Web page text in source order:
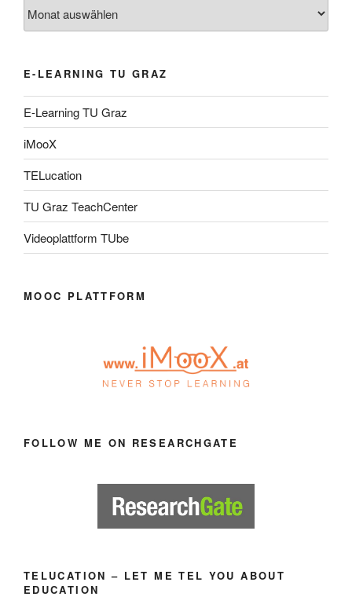
E-LEARNING TU GRAZ
E-Learning TU Graz
iMooX
TELucation
TU Graz TeachCenter
Videoplattform TUbe
MOOC PLATTFORM
FOLLOW ME ON RESEARCHGATE
TELUCATION – LET ME TEL YOU ABOUT
EDUCATION